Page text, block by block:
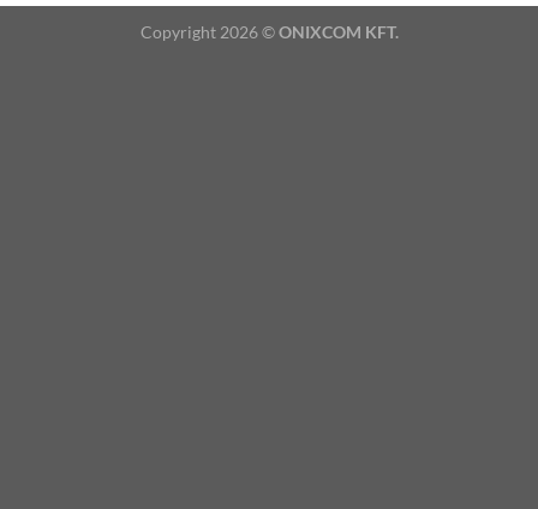
Copyright 2026 ©ONIXCOM KFT.